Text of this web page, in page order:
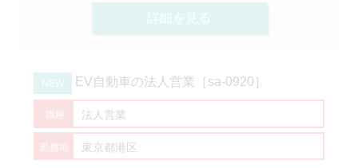
詳細を見る
EV自動車の法人営業［sa-0920］
法人営業
東京都港区